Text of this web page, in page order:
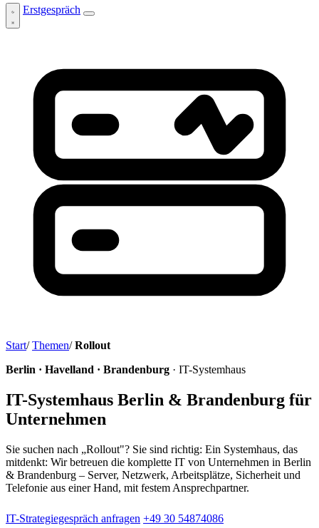
Erstgespräch
Start/ Themen/ Rollout
Berlin · Havelland · Brandenburg · IT-Systemhaus
IT-Systemhaus Berlin & Brandenburg für
Unternehmen
Sie suchen nach „Rollout"? Sie sind richtig: Ein Systemhaus, das
mitdenkt: Wir betreuen die komplette IT von Unternehmen in Berlin
& Brandenburg – Server, Netzwerk, Arbeitsplätze, Sicherheit und
Telefonie aus einer Hand, mit festem Ansprechpartner.
IT-Strategiegespräch anfragen +49 30 54874086